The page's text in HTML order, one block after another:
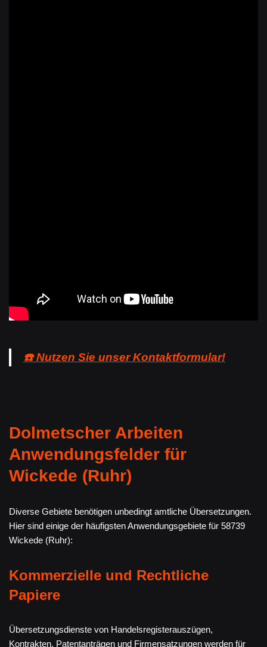
☎️ Nutzen Sie unser Kontaktformular!
Dolmetscher Arbeiten
Anwendungsfelder für
Wickede (Ruhr)
Diverse Gebiete benötigen unbedingt amtliche Übersetzungen.
Hier sind einige der häufigsten Anwendungsgebiete für 58739
Wickede (Ruhr):
Kommerzielle und Rechtliche
Papiere
Übersetzungsdienste von Handelsregisterauszügen,
Kontrakten, Patentanträgen und Firmensatzungen werden für